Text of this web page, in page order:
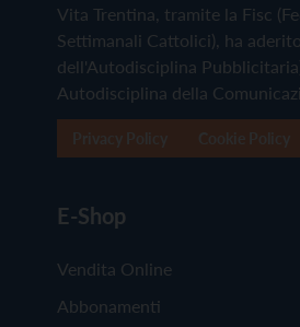
Vita Trentina, tramite la Fisc
Settimanali Cattolici), ha
dell'Autodisciplina
Autodisciplina della
E-Shop
Vendita Online
Abbonamenti